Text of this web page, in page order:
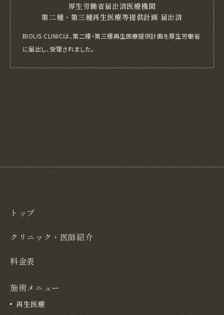
厚生労働省届出済医療機関
第二種・第三種再生医療等提供計画 届出済
BIOLIS CLINICは、第二種・第三種再生医療提供計画を厚生労働省
に届出し、 受理されました。
トップ
クリニック・医師紹介
料金表
施術メニュー
再生医療